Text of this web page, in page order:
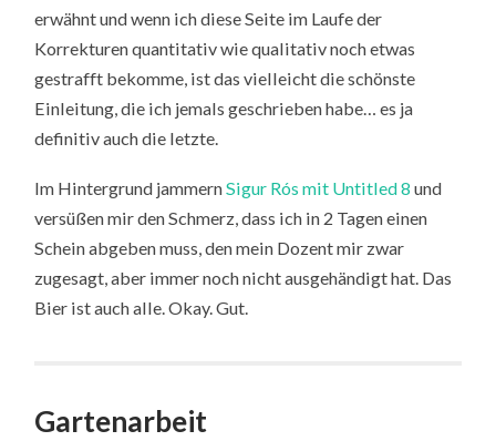
erwähnt und wenn ich diese Seite im Laufe der
Korrekturen quantitativ wie qualitativ noch etwas
gestrafft bekomme, ist das vielleicht die schönste
Einleitung, die ich jemals geschrieben habe… es ja
definitiv auch die letzte.
Im Hintergrund jammernSigur Rós mit Untitled 8 und
versüßen mir den Schmerz, dass ich in 2 Tagen einen
Schein abgeben muss, den mein Dozent mir zwar
zugesagt, aber immer noch nicht ausgehändigt hat. Das
Bier ist auch alle. Okay. Gut.
Gartenarbeit